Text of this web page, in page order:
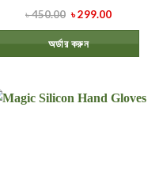
৳450.00 ৳299.00
অর্ডার করুন